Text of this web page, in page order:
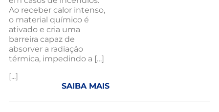
Ao receber calor intenso,
o material químico é
ativado e cria uma
barreira capaz de
absorver a radiação
térmica, impedindo a […]
[...]
SAIBA MAIS